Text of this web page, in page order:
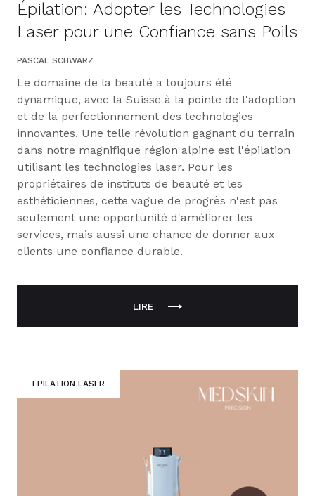
Épilation: Adopter les Technologies
Laser pour une Confiance sans Poils
PASCAL SCHWARZ
Le domaine de la beauté a toujours été
dynamique, avec la Suisse à la pointe de l'adoption
et de la perfectionnement des technologies
innovantes. Une telle révolution gagnant du terrain
dans notre magnifique région alpine est l'épilation
utilisant les technologies laser. Pour les
propriétaires de instituts de beauté et les
esthéticiennes, cette vague de progrès n'est pas
seulement une opportunité d'améliorer les
services, mais aussi une chance de donner aux
clients une confiance durable.
LIRE
EPILATION LASER